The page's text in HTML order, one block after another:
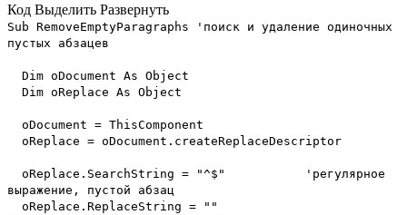
Код Выделить Развернуть
Sub RemoveEmptyParagraphs 'поиск и удаление одиночных
пустых абзацев
Dim oDocument As Object
Dim oReplace As Object
oDocument = ThisComponent
oReplace = oDocument.createReplaceDescriptor
oReplace.SearchString = "^$" 'регулярное
выражение, пустой абзац
oReplace.ReplaceString = ""